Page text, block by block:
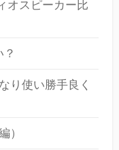
オスピーカー比
り使い勝手良く
）